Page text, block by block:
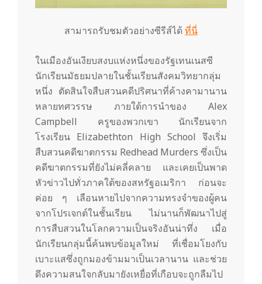
สามารถรับชมตัวอย่างซีรีส์ได้ ที่นี่
ในเมืองอันเงียบสงบแห่งหนึ่งของรัฐเทนเนสซี
นักเรียนมัธยมปลายในชั้นเรียนสังคมวิทยากลุ่ม
หนึ่ง ตัดสินใจสืบสวนคดีปริศนาที่ค้างคามานาน
หลายทศวรรษ ภายใต้การนำของ Alex
Campbell ครูของพวกเขา นักเรียนจาก
โรงเรียน Elizabethton High School จึงเริ่ม
สืบสวนคดีฆาตกรรม Redhead Murders ซึ่งเป็น
คดีฆาตกรรมที่ยังไม่คลี่คลาย และเคยเป็นพาด
หัวข่าวไปทั่วภาคใต้ของสหรัฐอเมริกา ก่อนจะ
ค่อย ๆ เลือนหายไปจากความทรงจำของผู้คน
จากโปรเจกต์ในชั้นเรียน ไม่นานก็พัฒนาไปสู่
การสืบสวนในโลกความเป็นจริงอันน่าทึ่ง เมื่อ
นักเรียนกลุ่มนี้ค้นพบข้อมูลใหม่ ที่เชื่อมโยงกับ
เบาะแสซึ่งถูกมองข้ามมาเป็นเวลานาน และช่วย
ดึงความสนใจกลับมายังเหยื่อที่เกือบจะถูกลืมไป